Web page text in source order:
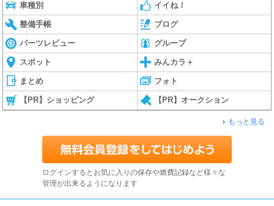
車種別 イイね！
整備手帳 ブログ
パーツレビュー グループ
スポット みんカラ＋
まとめ フォト
【PR】ショッピング 【PR】オークション
もっと見る
ログインするとお気に入りの保存や燃費記録など様々な
管理が出来るようになります